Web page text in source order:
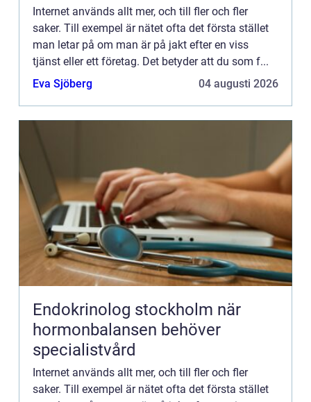
Internet används allt mer, och till fler och fler
saker. Till exempel är nätet ofta det första stället
man letar på om man är på jakt efter en viss
tjänst eller ett företag. Det betyder att du som f...
Eva Sjöberg
04 augusti 2026
Endokrinolog stockholm när
hormonbalansen behöver
specialistvård
Internet används allt mer, och till fler och fler
saker. Till exempel är nätet ofta det första stället